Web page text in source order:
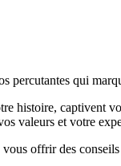
qui
histoire, captivent
valeurs et votre
offrir des